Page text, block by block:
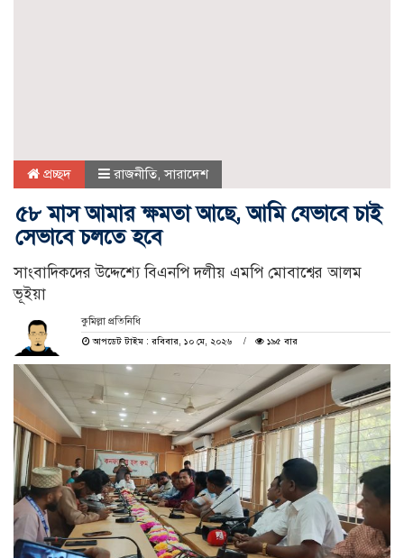
প্রচ্ছদ রাজনীতি,সারাদেশ
৫৮ মাস আমার ক্ষমতা আছে, আমি যেভাবে চাই
সেভাবে চলতে হবে
সাংবাদিকদের উদ্দেশ্যে বিএনপি দলীয় এমপি মোবাশ্বের আলম
ভূইয়া
কুমিল্লা প্রতিনিধি
আপডেট টাইম : রবিবার, ১০ মে, ২০২৬
১৯৫ বার